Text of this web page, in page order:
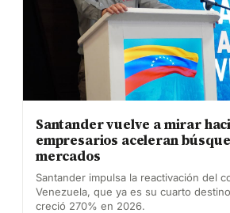
Santander vuelve a mirar
empresarios aceleran
mercados
Santander impulsa la reactivación del
Venezuela, que ya es su cuarto
creció 270% en 2026.